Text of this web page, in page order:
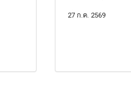
27 ก.ค. 2569